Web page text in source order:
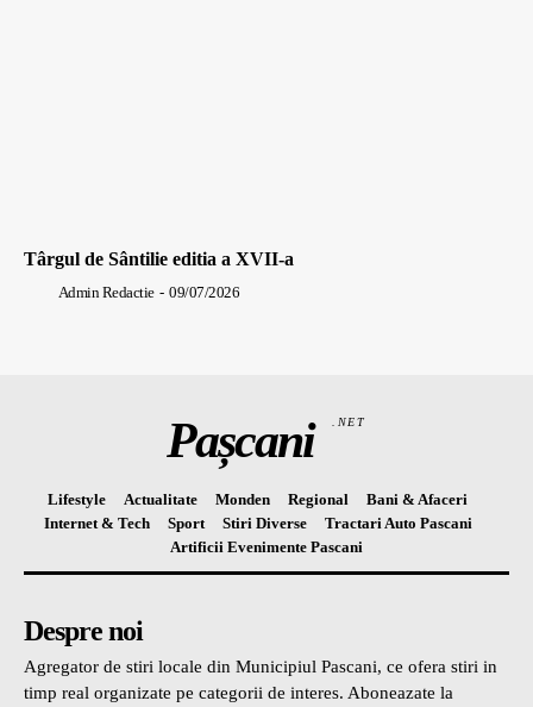
Târgul de Sântilie editia a XVII-a
Admin Redactie - 09/07/2026
Pașcani .NET
Lifestyle Actualitate Monden Regional
Bani & Afaceri
Internet & Tech
Sport Stiri Diverse
Tractari Auto Pascani
Artificii Evenimente Pascani
Despre noi
Agregator de stiri locale din Municipiul Pascani, ce ofera stiri in
timp real organizate pe categorii de interes. Aboneazate la